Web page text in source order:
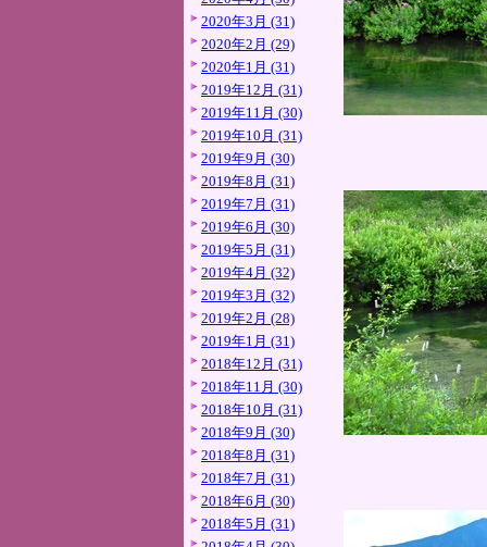
2020年3月 (31)
2020年2月 (29)
2020年1月 (31)
2019年12月 (31)
2019年11月 (30)
2019年10月 (31)
2019年9月 (30)
2019年8月 (31)
2019年7月 (31)
2019年6月 (30)
2019年5月 (31)
2019年4月 (32)
2019年3月 (32)
2019年2月 (28)
2019年1月 (31)
2018年12月 (31)
2018年11月 (30)
2018年10月 (31)
2018年9月 (30)
2018年8月 (31)
2018年7月 (31)
2018年6月 (30)
2018年5月 (31)